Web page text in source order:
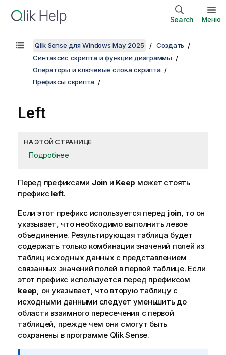
Search Меню
Qlik Sense для Windows May 2025
Создать
Синтаксис скрипта и функции диаграммы
Операторы и ключевые слова скрипта
Префиксы скрипта
Left
НА ЭТОЙ СТРАНИЦЕ
Подробнее
Перед префиксами Joinи Keep может стоять
префикс left.
Если этот префикс используется перед join, то он
указывает, что необходимо выполнить левое
объединение. Результирующая таблица будет
содержать только комбинации значений полей из
таблиц исходных данных с представлением
связанных значений полей в первой таблице. Если
этот префикс используется перед префиксом
keep, он указывает, что вторую таблицу с
исходными данными следует уменьшить до
области взаимного пересечения с первой
таблицей, прежде чем они смогут быть
сохранены в программе Qlik Sense.